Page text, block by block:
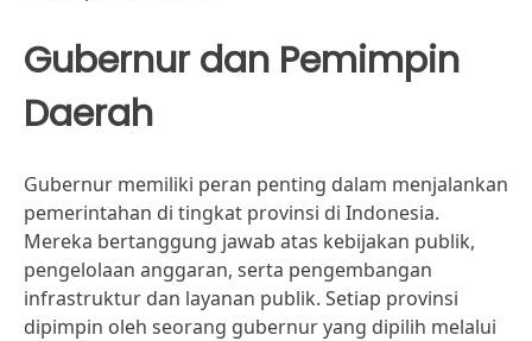
Gubernur dan Pemimpin
Daerah
Gubernur memiliki peran penting dalam menjalankan
pemerintahan di tingkat provinsi di Indonesia.
Mereka bertanggung jawab atas kebijakan publik,
pengelolaan anggaran, serta pengembangan
infrastruktur dan layanan publik. Setiap provinsi
dipimpin oleh seorang gubernur yang dipilih melalui